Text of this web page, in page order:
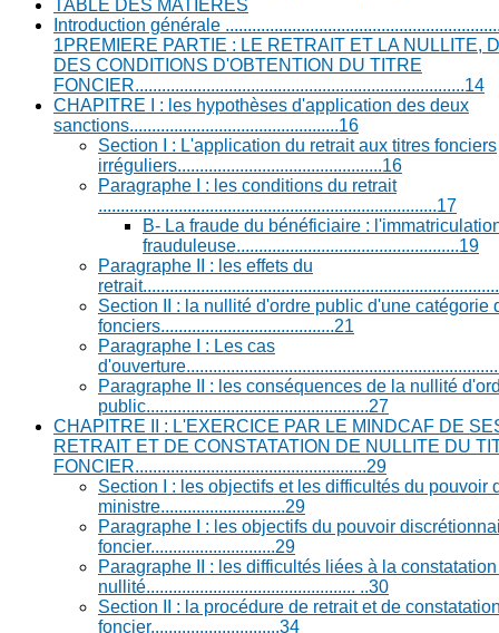
TABLE DES MATIERES
Introduction générale
1PREMIERE PARTIE : LE RETRAIT ET LA NULLITE,
DES CONDITIONS D'OBTENTION DU TITRE
FONCIER..........................................................................14
CHAPITRE I : les hypothèses d'application des deux
sanctions...............................................16
Section I : L'application du retrait aux titres fonciers
irréguliers..............................................16
Paragraphe I : les conditions du retrait
............................................................................17
B- La fraude du bénéficiaire :
frauduleuse..................................................19
Paragraphe II : les effets du
Section II : la nullité d'ordre public d'une catégorie
fonciers.......................................21
Paragraphe I : Les cas
Paragraphe II : les conséquences de la nullité
public..................................................27
CHAPITRE II : L'EXERCICE PAR LE MINDCAF DE
RETRAIT ET DE CONSTATATION DE NULLITE DU
FONCIER....................................................29
Section I : les objectifs et les difficultés du pouvoir
ministre............................29
Paragraphe I : les objectifs du pouvoir
foncier............................29
Paragraphe II : les difficultés liées à la
nullité............................................... ..30
Section II : la procédure de retrait et de
foncier.............................34